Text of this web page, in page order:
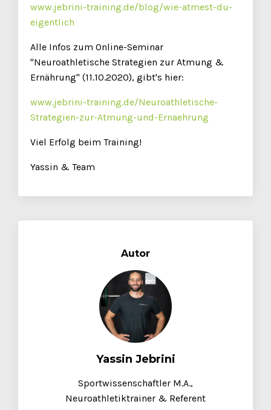
www.jebrini-training.de/blog/wie-atmest-du-
eigentlich
Alle Infos zum Online-Seminar
"Neuroathletische Strategien zur Atmung &
Ernährung" (11.10.2020), gibt's hier:
www.jebrini-training.de/Neuroathletische-
Strategien-zur-Atmung-und-Ernaehrung
Viel Erfolg beim Training!
Yassin & Team
Autor
Yassin Jebrini
Sportwissenschaftler M.A.,
Neuroathletiktrainer & Referent